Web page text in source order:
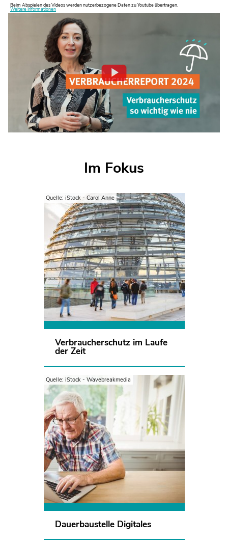
Beim Abspielen des Videos werden nutzerbezogene Daten zu Youtube übertragen.
Weitere Informationen
Im Fokus
Quelle: iStock - Carol Anne
Verbraucherschutz im Laufe
der Zeit
Verbraucherschutz ist den
Menschen so wichtig wie noch nie
für ihre persönliche Sicherheit. Die
hohe Relevanz zieht sich dabei
durch alle Altersgruppen.
Mehr erfahren
Quelle: iStock - Wavebreakmedia
Dauerbaustelle Digitales
Fast die Hälfte der
Verbraucher:innen fühlt sich im
digitalen Raum nicht gut
geschützt. In keinem anderen
Bereich gibt es mehr
Verbraucherbeschwerden.
Mehr erfahren